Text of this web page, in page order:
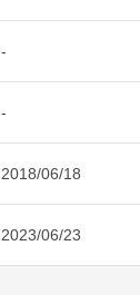
-
-
2018/06/18
2023/06/23